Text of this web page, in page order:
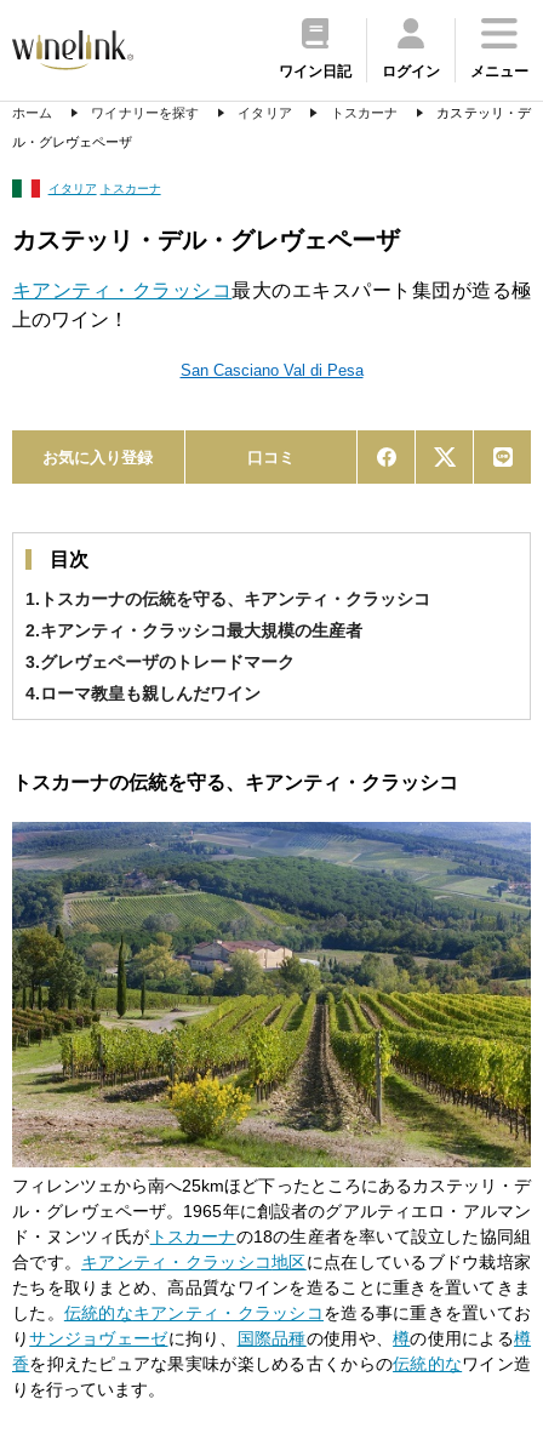
ワイン日記 ログイン メニュー
ホーム ワイナリーを探す イタリア トスカーナ
カステッリ・デ
ル・グレヴェペーザ
イタリア トスカーナ
カステッリ・デル・グレヴェペーザ
キアンティ・クラッシコ最大のエキスパート集団が造る極
上のワイン！
San Casciano Val di Pesa
お気に入り登録 口コミ
目次
1.トスカーナの伝統を守る、キアンティ・クラッシコ
2.キアンティ・クラッシコ最大規模の生産者
3.グレヴェペーザのトレードマーク
4.ローマ教皇も親しんだワイン
トスカーナの伝統を守る、キアンティ・クラッシコ
フィレンツェから南へ25kmほど下ったところにあるカステッリ・デ
ル・グレヴェペーザ。1965年に創設者のグアルティエロ・アルマン
ド・ヌンツィ氏が トスカーナの18の生産者を率いて設立した協同組
合です。 キアンティ・クラッシコ地区に点在しているブドウ栽培家
たちを取りまとめ、高品質なワインを造ることに重きを置いてきま
した。 伝統的なキアンティ・クラッシコを造る事に重きを置いてお
りサンジョヴェーゼに拘り、 国際品種の使用や、樽の使用による樽
香を抑えたピュアな果実味が楽しめる古くからの伝統的なワイン造
りを行っています。